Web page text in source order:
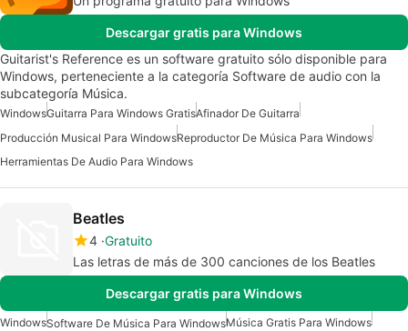
Descargar gratis para Windows
Guitarist's Reference es un software gratuito sólo disponible para
Windows, perteneciente a la categoría Software de audio con la
subcategoría Música.
WindowsGuitarra Para Windows GratisAfinador De Guitarra
Producción Musical Para WindowsReproductor De Música Para Windows
Herramientas De Audio Para Windows
Beatles
4 Gratuito
Las letras de más de 300 canciones de los Beatles
Descargar gratis para Windows
WindowsSoftware De Música Para WindowsMúsica Gratis Para Windows